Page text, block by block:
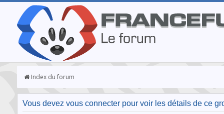
Index du forum
Vous devez vous connecter pour voir les détails de ce